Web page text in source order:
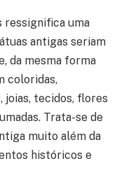
ressignifica uma
antigas seriam
da mesma forma
coloridas,
joias, tecidos, flores
Trata-se de
muito além da
históricos e